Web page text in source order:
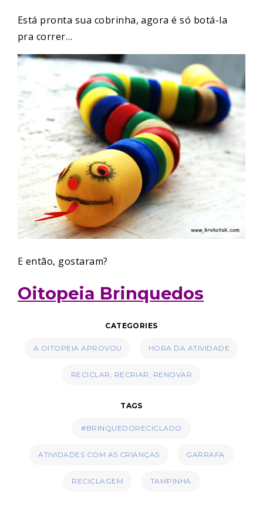
Está pronta sua cobrinha, agora é só botá-la
pra correr…
E então, gostaram?
Oitopeia Brinquedos
CATEGORIES
A OITOPEIA APROVOU HORA DA ATIVIDADE
RECICLAR, RECRIAR, RENOVAR
TAGS
#BRINQUEDORECICLADO
ATIVIDADES COM AS CRIANÇAS GARRAFA
RECICLAGEM TAMPINHA